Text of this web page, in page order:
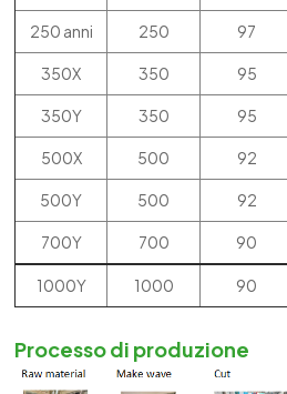
250 anni 250 97
350X 350 95
350Y 350 95
500X 500 92
500Y 500 92
700Y 700 90
1000Y 1000 90
Processo di produzione